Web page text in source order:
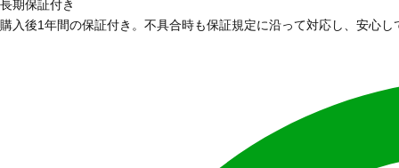
長期保証付き
購入後1年間の保証付き。不具合時も保証規定に沿って対応し、安心